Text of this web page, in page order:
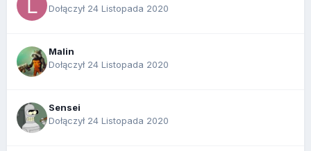
Dołączył 24 Listopada 2020
Malin
Dołączył 24 Listopada 2020
Sensei
Dołączył 24 Listopada 2020